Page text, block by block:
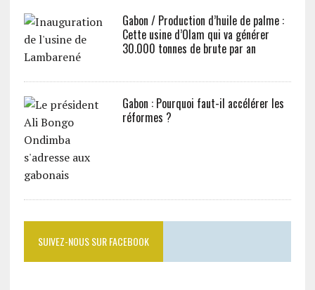
Gabon / Production d’huile de palme :
Cette usine d’Olam qui va générer
30.000 tonnes de brute par an
Gabon : Pourquoi faut-il accélérer les
réformes ?
SUIVEZ-NOUS SUR FACEBOOK